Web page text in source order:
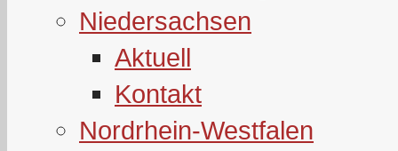
Niedersachsen
Aktuell
Kontakt
Nordrhein-Westfalen